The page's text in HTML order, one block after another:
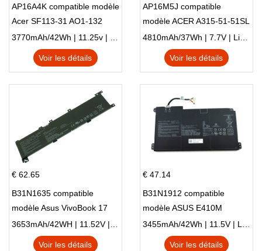
AP16A4K compatible modèle
Acer SF113-31 AO1-132
NE132
3770mAh/42Wh | 11.25v | Li-ion ...
Voir les détails
AP16M5J compatible
modèle ACER A315-51-51SL
N17Q1 SERIES
4810mAh/37Wh | 7.7V | Li-ion ...
Voir les détails
€ 62.65
B31N1635 compatible
modèle Asus VivoBook 17
X705NC X705UA X705UV
X705UN X705UD
3653mAh/42WH | 11.52V | Li-ion ...
Voir les détails
€ 47.14
B31N1912 compatible
modèle ASUS E410M
E410MA L410MA
3455mAh/42Wh | 11.5V | Li-ion ...
Voir les détails